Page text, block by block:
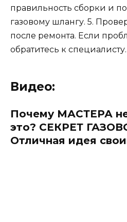
правильность сборки и
газовому шлангу. 5.
после ремонта. Если
обратитесь к специалисту.
Видео:
Почему МАСТЕРА
это? СЕКРЕТ
Отличная идея